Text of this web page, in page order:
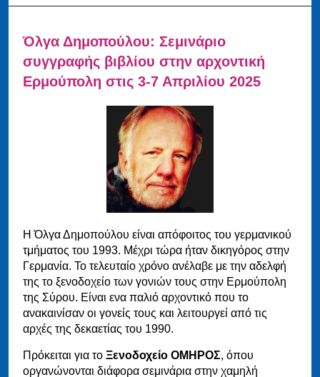
Όλγα Δημοπούλου: Σεμινάριο
συγγραφής βιβλίου στην αρχοντική
Ερμούπολη στις 3-7 Απριλίου 2025
Η Όλγα Δημοπούλου είναι απόφοιτος του γερμανικού
τμήματος του 1993. Μέχρι τώρα ήταν δικηγόρος στην
Γερμανία. Το τελευταίο χρόνο ανέλαβε με την αδελφή
της το ξενοδοχείο των γονιών τους στην Ερμούπολη
της Σύρου. Είναι ενα παλιό αρχοντικό που το
ανακαινίσαν οι γονείς τους και λειτουργεί από τις
αρχές της δεκαετίας του 1990.
Πρόκειται για το Ξενοδοχείο ΟΜΗΡΟΣ, όπου
οργανώνονται διάφορα σεμινάρια στην χαμηλή